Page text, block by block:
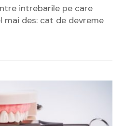
intrebarile pe care
mai des: cat de devreme